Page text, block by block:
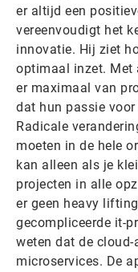
er altijd een
vereenvoudigt het
innovatie. Hij ziet
optimaal inzet. Met
er maximaal van
dat hun passie
Radicale
moeten in de hele
kan alleen als je
projecten in alle
er geen heavy
gecompliceerde it-
weten dat de
microservices. De